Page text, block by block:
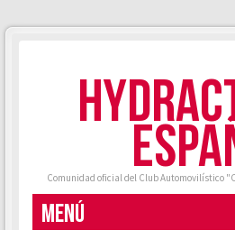
Comunidad oficial del Club Automovilístico
MENÚ